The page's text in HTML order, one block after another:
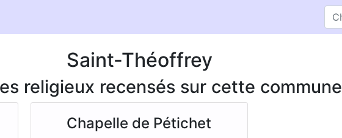
Saint-Théoffrey
religieux recensés sur cette commune
Chapelle de Pétichet